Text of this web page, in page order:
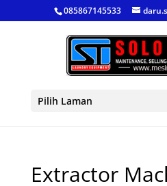
085867145533
Pilih Laman
Extractor